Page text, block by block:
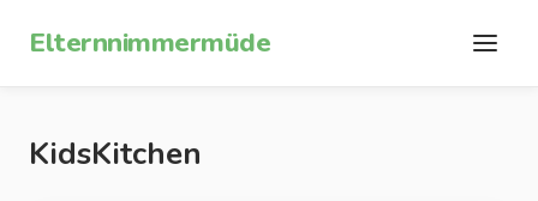
Elternnimmermüde
KidsKitchen